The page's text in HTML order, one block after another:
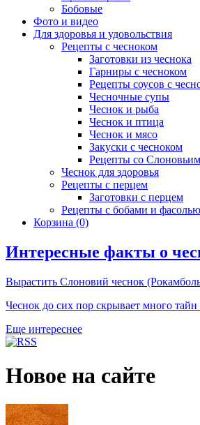
Бобовые
Фото и видео
Для здоровья и удовольствия
Рецепты с чесноком
Заготовки из чеснока
Гарниры с чесноком
Рецепты соусов с
Чесночные супы
Чеснок и рыба
Чеснок и птица
Чеснок и мясо
Закуски с чесноком
Рецепты со
Чеснок для здоровья
Рецепты с перцем
Заготовки с перцем
Рецепты с бобами и фасолью
Корзина (0)
Интересные факты о
Вырастить Слоновий чеснок
Чеснок до сих пор скрывает много
Еще интереснее
Новое на сайте